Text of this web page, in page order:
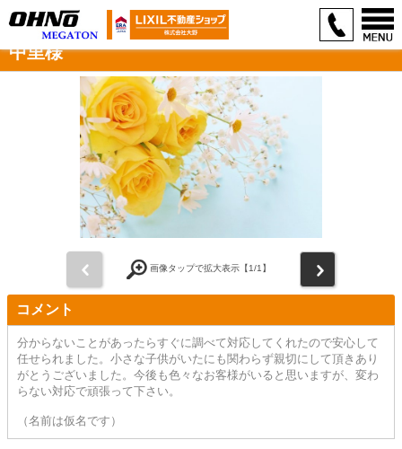
中里様
画像タップで拡大表示【1/1】
コメント
分からないことがあったらすぐに調べて対応してくれたので安心して
任せられました。小さな子供がいたにも関わらず親切にして頂きあり
がとうございました。今後も色々なお客様がいると思いますが、変わ
らない対応で頑張って下さい。
（名前は仮名です）